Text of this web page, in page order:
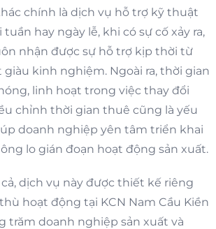
chính là dịch vụ hỗ trợ kỹ thuật
tuần hay ngày lễ, khi có sự cố xảy ra,
nhận được sự hỗ trợ kịp thời từ
kinh nghiệm. Ngoài ra, thời gian
linh hoạt trong việc thay đổi
chỉnh thời gian thuê cũng là yếu
doanh nghiệp yên tâm triển khai
lo gián đoạn hoạt động sản xuất.
dịch vụ này được thiết kế riêng
hoạt động tại KCN Nam Cầu Kiền
trăm doanh nghiệp sản xuất và